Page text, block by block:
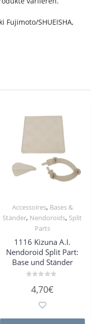
SHUEISHA,
Accessoires, Bases &
Ständer, Nendoroids, Split
Parts
1116 Kizuna A.I.
Nendoroid Split Part:
Base und Ständer
mit4,70€